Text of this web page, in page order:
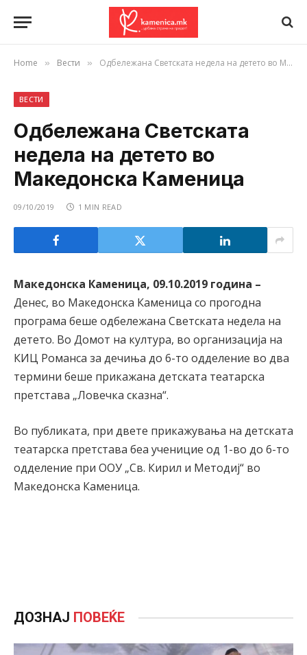
Home » Вести » Одбележана Светската недела на детето во Македонска Каменица
ВЕСТИ
Одбележана Светската
недела на детето во
Македонска Каменица
09/10/2019 1 MIN READ
Македонска Каменица, 09.10.2019 година –
Денес, во Македонска Каменица со прогодна
програма беше одбележана Светската недела на
детето. Во Домот на култура, во организација на
КИЦ Романса за дечиња до 6-то одделение во два
термини беше прикажана детската театарска
претстава „Ловечка сказна“.
Во публиката, при двете прикажувања на детската
театарска претстава беа ученицие од 1-во до 6-то
одделение при ООУ „Св. Кирил и Методиј“ во
Македонска Каменица.
ДОЗНАЈ ПОВЕЌЕ